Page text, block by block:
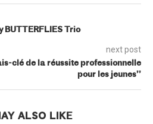
BUTTERFLIES Trio
next post
clé de la réussite professionnelle
pour les jeunes’’
ALSO LIKE